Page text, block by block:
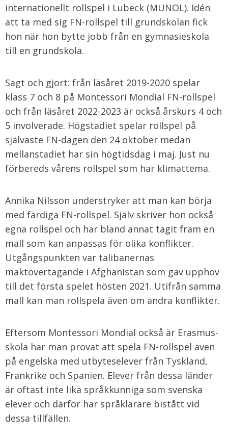
internationellt rollspel i Lubeck (MUNOL). Idén
att ta med sig FN-rollspel till grundskolan fick
hon när hon bytte jobb från en gymnasieskola
till en grundskola.
Sagt och gjort: från läsåret 2019-2020 spelar
klass 7 och 8 på Montessori Mondial FN-rollspel
och från läsåret 2022-2023 är också årskurs 4 och
5 involverade. Högstadiet spelar rollspel på
självaste FN-dagen den 24 oktober medan
mellanstadiet har sin högtidsdag i maj. Just nu
förbereds vårens rollspel som har klimattema.
Annika Nilsson understryker att man kan börja
med färdiga FN-rollspel. Själv skriver hon också
egna rollspel och har bland annat tagit fram en
mall som kan anpassas för olika konflikter.
Utgångspunkten var talibanernas
maktövertagande i Afghanistan som gav upphov
till det första spelet hösten 2021. Utifrån samma
mall kan man rollspela även om andra konflikter.
Eftersom Montessori Mondial också är Erasmus-
skola har man provat att spela FN-rollspel även
på engelska med utbyteselever från Tyskland,
Frankrike och Spanien. Elever från dessa länder
är oftast inte lika språkkunniga som svenska
elever och därför har språklärare bistått vid
dessa tillfällen.